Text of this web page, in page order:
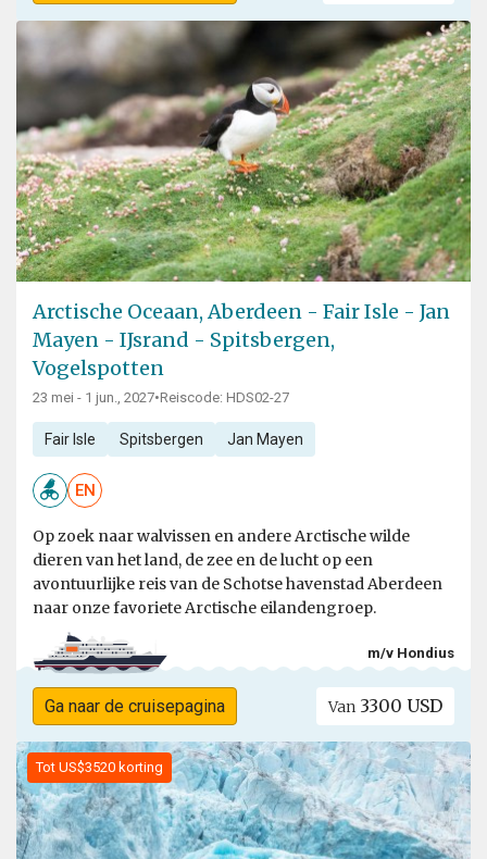
Arctische Oceaan, Aberdeen - Fair Isle - Jan
Mayen - IJsrand - Spitsbergen,
Vogelspotten
23 mei - 1 jun., 2027•Reiscode: HDS02-27
Fair Isle Spitsbergen Jan Mayen
EN
Op zoek naar walvissen en andere Arctische wilde
dieren van het land, de zee en de lucht op een
avontuurlijke reis van de Schotse havenstad Aberdeen
naar onze favoriete Arctische eilandengroep.
m/v Hondius
Ga naar de cruisepagina Van 3300 USD
Tot US$3520 korting